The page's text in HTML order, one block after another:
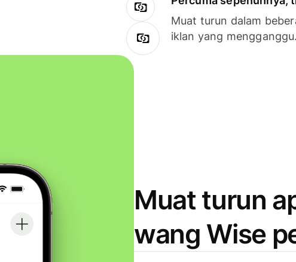
Muat turun dalam
iklan yang mengganggu.
Muat turun
wang Wise